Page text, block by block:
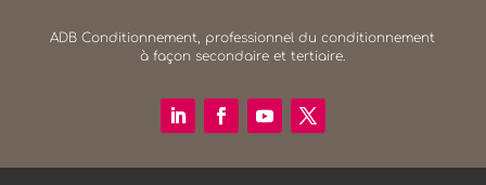
ADB Conditionnement, professionnel du conditionnement
à façon secondaire et tertiaire.